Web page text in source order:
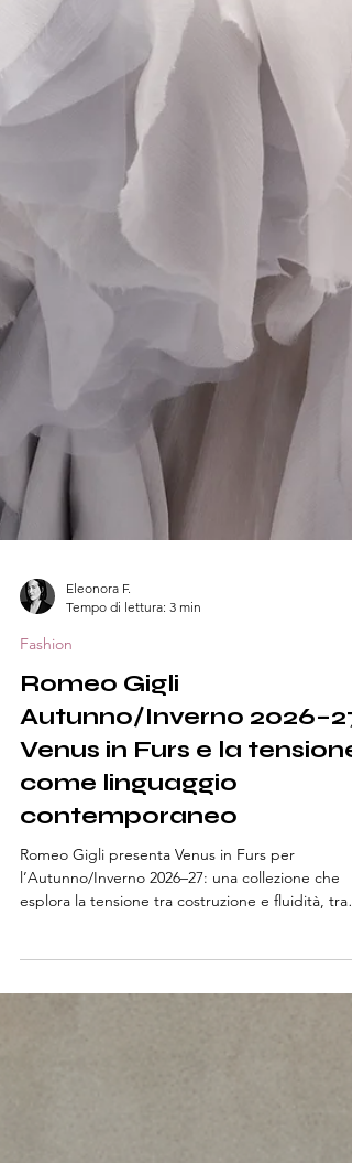
Fashion
Romeo Gigli
Autunno/Inverno
Venus in Furs e la tensione
come linguaggio
contemporaneo
Romeo Gigli presenta Venus in Furs per
trasformazione e materiali intensi.